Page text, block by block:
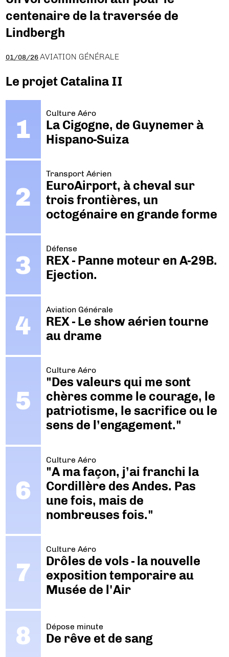
centenaire de la traversée de
Lindbergh
01/08/26 AVIATION GÉNÉRALE
Le projet Catalina II
Culture Aéro
La Cigogne, de Guynemer à
Hispano-Suiza
Transport Aérien
EuroAirport, à cheval sur
trois frontières, un
octogénaire en grande forme
Défense
REX - Panne moteur en A-29B.
Ejection.
Aviation Générale
REX - Le show aérien tourne
au drame
Culture Aéro
"Des valeurs qui me sont
chères comme le courage, le
patriotisme, le sacrifice ou le
sens de l’engagement."
Culture Aéro
"A ma façon, j’ai franchi la
Cordillère des Andes. Pas
une fois, mais de
nombreuses fois."
Culture Aéro
Drôles de vols - la nouvelle
exposition temporaire au
Musée de l'Air
Dépose minute
De rêve et de sang